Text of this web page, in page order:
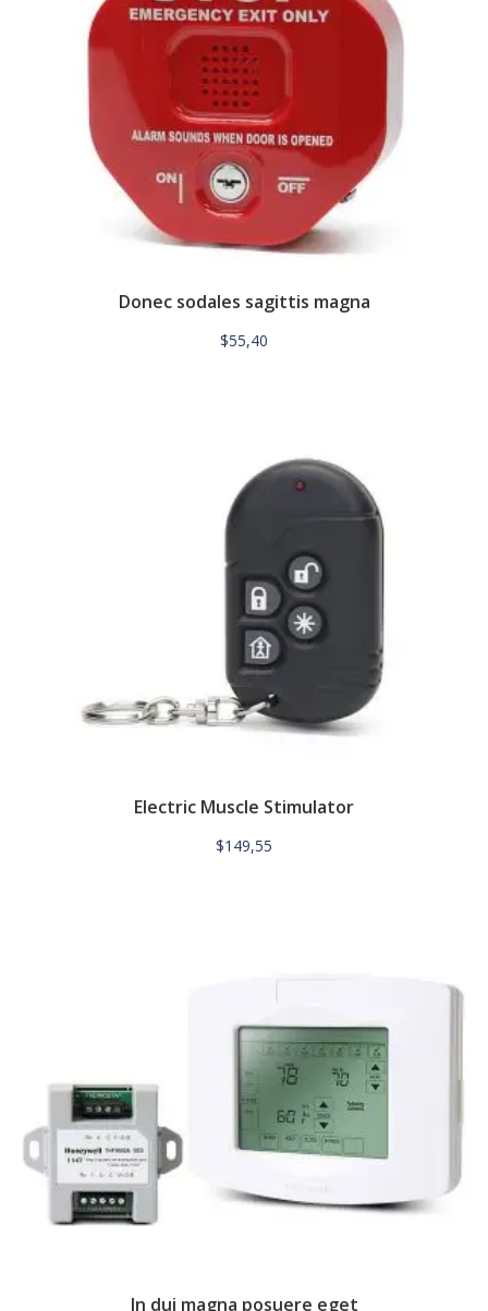
Donec sodales sagittis magna
$55,40
Electric Muscle Stimulator
$149,55
In dui magna posuere eget